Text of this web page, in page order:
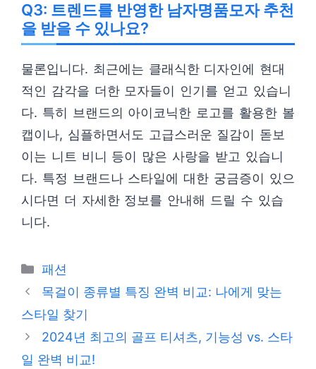
Q3: 트렌드를 반영한 남자명품모자 추천
을 받을 수 있나요?
물론입니다. 최근에는 클래식한 디자인에 현대
적인 감각을 더한 모자들이 인기를 얻고 있습니
다. 특히 브랜드의 아이코닉한 로고를 활용한 볼
캡이나, 심플하면서도 고급스러운 질감이 돋보
이는 니트 비니 등이 많은 사랑을 받고 있습니
다. 특정 브랜드나 스타일에 대한 궁금증이 있으
시다면 더 자세한 정보를 안내해 드릴 수 있습
니다.
카
테
리
패션
목걸이 종류별 특징 완벽 비교: 나에게 맞는
스타일 찾기
2024년 최고의 골프 티셔츠, 기능성 vs. 스타
일 완벽 비교!